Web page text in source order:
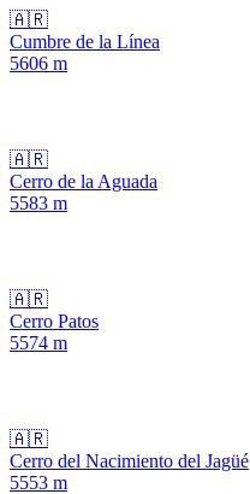
🇦🇷
Cumbre de la Línea
5606 m
🇦🇷
Cerro de la Aguada
5583 m
🇦🇷
Cerro Patos
5574 m
🇦🇷
Cerro del Nacimiento del Jagüé
5553 m